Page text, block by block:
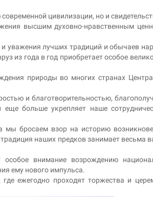
цивилизации, но и
высшим духовно-нравственным
уважения лучших традиций и обычаев
из года в год приобретает особое
природы во многих странах
и благотворительностью,
больше укрепляет наше
мы бросаем взор на историю
наших предков занимает весьма
внимание возрождению
ему нового импульса.
ежегодно проходят торжества и